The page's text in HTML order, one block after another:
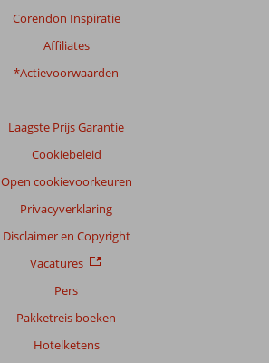
Corendon Inspiratie
Affiliates
*Actievoorwaarden
Laagste Prijs Garantie
Cookiebeleid
Open cookievoorkeuren
Privacyverklaring
Disclaimer en Copyright
Vacatures
Pers
Pakketreis boeken
Hotelketens